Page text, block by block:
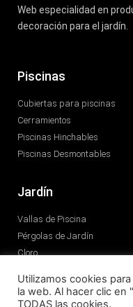
Web especialidad en
decoración para el jardín.
Piscinas
Cubiertas para piscinas
Cerramientos
Piscinas Hinchables
Piscinas Desmontables
Jardín
Vallas de Piscina
Pérgolas de Jardín
Cloro
©
Utilizamos cookies
la web. Al hacer clic en
TODAS las cookies.